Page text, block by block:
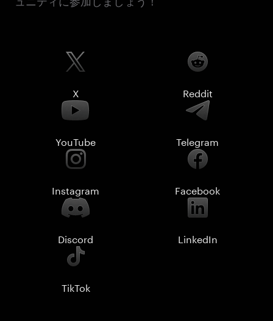
X Reddit
YouTube Telegram
Instagram Facebook
Discord LinkedIn
TikTok